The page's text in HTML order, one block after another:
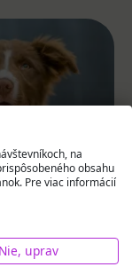
na
obsahu
Pre viac informácií
Nie, uprav